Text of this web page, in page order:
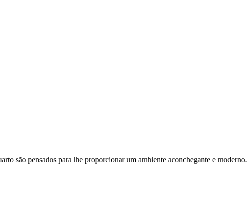
são pensados para lhe proporcionar um ambiente aconchegante e moderno.